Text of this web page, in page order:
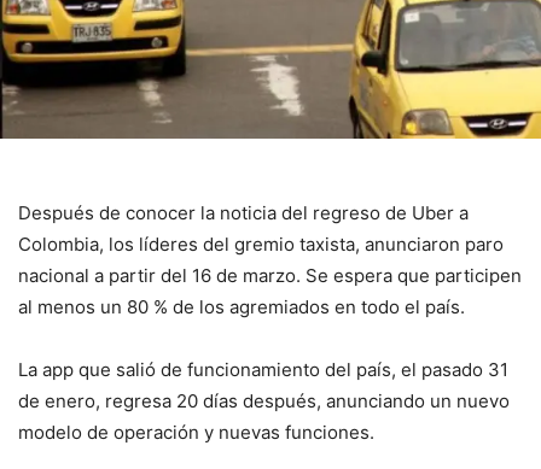
Después de conocer la noticia del regreso de Uber a
Colombia, los líderes del gremio taxista, anunciaron paro
nacional a partir del 16 de marzo. Se espera que participen
al menos un 80 % de los agremiados en todo el país.
La app que salió de funcionamiento del país, el pasado 31
de enero, regresa 20 días después, anunciando un nuevo
modelo de operación y nuevas funciones.